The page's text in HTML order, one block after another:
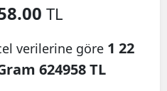
TL
verilerine göre 1 22
624958 TL